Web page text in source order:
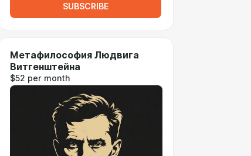
SUBSCRIBE
Метафилософия Людвига
Витгенштейна
$52 per month